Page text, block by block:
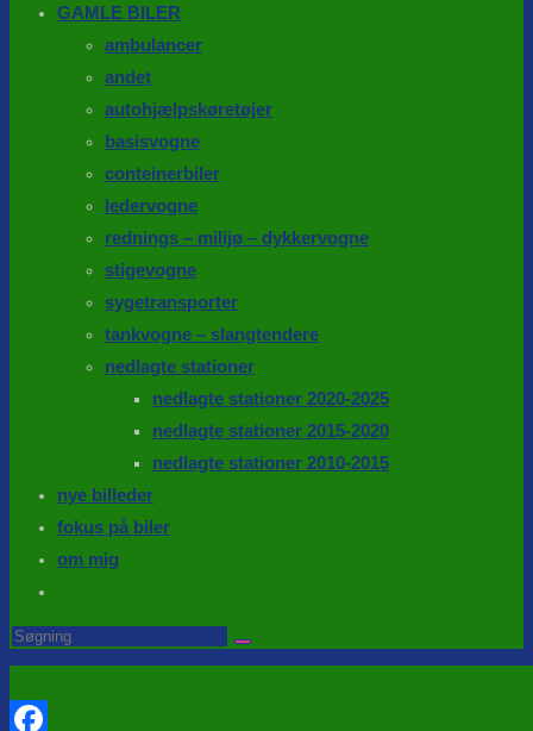
GAMLE BILER
ambulancer
andet
autohjælpskøretøjer
basisvogne
conteinerbiler
ledervogne
rednings – milijø – dykkervogne
stigevogne
sygetransporter
tankvogne – slangtendere
nedlagte stationer
nedlagte stationer 2020-2025
nedlagte stationer 2015-2020
nedlagte stationer 2010-2015
nye billeder
fokus på biler
om mig
website
search
Search
this
website